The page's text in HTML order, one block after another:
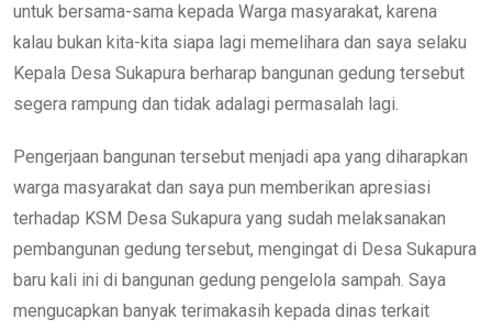
untuk bersama-sama kepada Warga masyarakat, karena
kalau bukan kita-kita siapa lagi memelihara dan saya selaku
Kepala Desa Sukapura berharap bangunan gedung tersebut
segera rampung dan tidak adalagi permasalah lagi.
Pengerjaan bangunan tersebut menjadi apa yang diharapkan
warga masyarakat dan saya pun memberikan apresiasi
terhadap KSM Desa Sukapura yang sudah melaksanakan
pembangunan gedung tersebut, mengingat di Desa Sukapura
baru kali ini di bangunan gedung pengelola sampah. Saya
mengucapkan banyak terimakasih kepada dinas terkait